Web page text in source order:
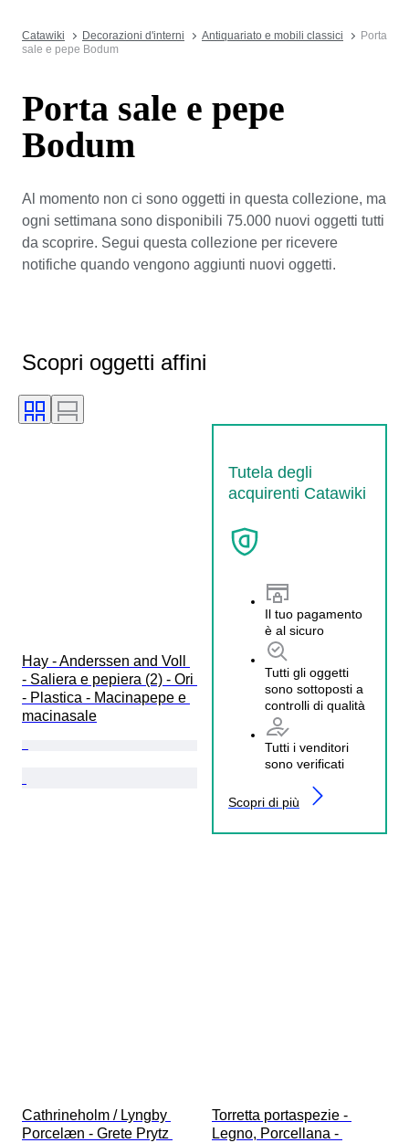
Catawiki Decorazioni d'interni Antiquariato e mobili classici
Porta
sale e pepe Bodum
Porta sale e pepe
Bodum
Al momento non ci sono oggetti in questa collezione, ma
ogni settimana sono disponibili 75.000 nuovi oggetti tutti
da scoprire. Segui questa collezione per ricevere
notifiche quando vengono aggiunti nuovi oggetti.
Scopri oggetti affini
Tutela degli
acquirenti Catawiki
Il tuo pagamento
è al sicuro
Tutti gli oggetti
sono sottoposti a
controlli di qualità
Tutti i venditori
sono verificati
Scopri di più
Hay - Anderssen and Voll
- Saliera e pepiera (2) - Ori
- Plastica - Macinapepe e
macinasale
Cathrineholm / Lyngby
Porcelæn - Grete Prytz
Torretta portaspezie -
Legno, Porcellana -